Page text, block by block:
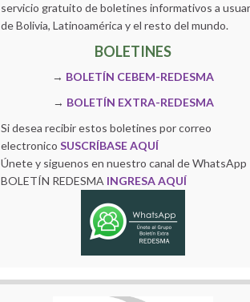
servicio gratuito de boletines informativos a
de Bolivia, Latinoamérica y el resto del mundo.
BOLETINES
→ BOLETÍN CEBEM-REDESMA
→ BOLETÍN EXTRA-REDESMA
Si desea recibir estos boletines por correo
electronico SUSCRÍBASE AQUÍ
Únete y siguenos en nuestro canal de WhatsApp
BOLETÍN REDESMA INGRESA AQUÍ